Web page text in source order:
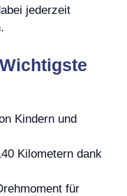
jederzeit
Kindern und
Kilometern dank
für